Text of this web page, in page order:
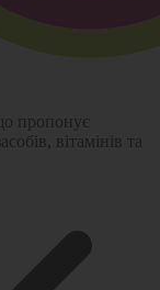
пропонує
вітамінів та